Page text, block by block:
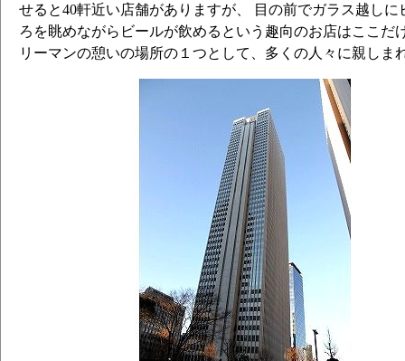
せると40軒近い店舗がありますが、 目の前でガラス越し
ろを眺めながらビールが飲めるという趣向のお店はここだ
リーマンの憩いの場所の１つとして、多くの人々に親しま